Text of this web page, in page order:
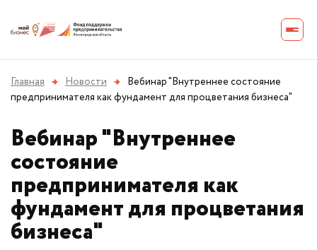
Главная → Новости → Вебинар "Внутреннее состояние
предпринимателя как фундамент для процветания бизнеса"
Вебинар "Внутреннее
состояние
предпринимателя как
фундамент для процветания
бизнеса"